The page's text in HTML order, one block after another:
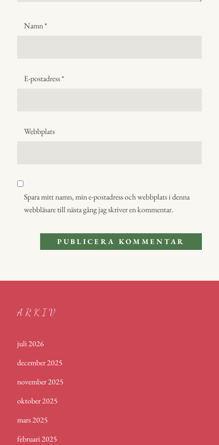
Namn*
E-postadress*
Webbplats
Spara mitt namn, min e-postadress och webbplats i denna
webbläsare till nästa gång jag skriver en kommentar.
ARKIV
juli 2026
december 2025
november 2025
oktober 2025
mars 2025
februari 2025